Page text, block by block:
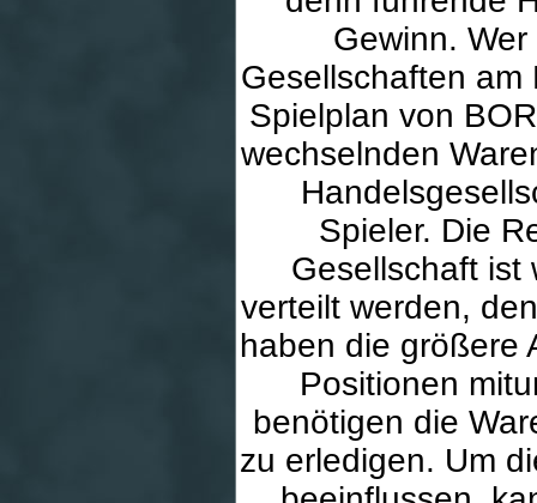
Gewinn.
Gesellschaften am
Spielplan von
wechselnden
Spieler. Die
Gesellschaft ist
verteilt werden,
haben die größere
Positionen
benötigen die
zu erledigen. Um